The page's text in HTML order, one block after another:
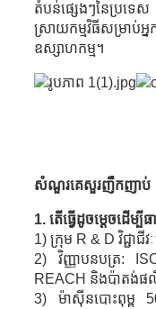
តំបន់ផ្សេងៗនៃប្រទ
ស្រាយកម្មវិធីសម្រាប់អ្ន
ឧស្សាហកម្ម។
សំណួរគេសួរញឹកញាប់
1. តើធ្វើដូចម្តេចដើ
1) ក្រុម R & D វិជ្ជាជីវ
2) វិញ្ញាបនបត្រ:
REACH និងប៉ាតង់
3) ម៉ាស៊ីនបោះពុម្ព